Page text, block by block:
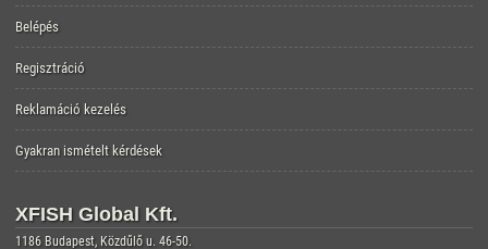
Belépés
Regisztráció
Reklamáció kezelés
Gyakran ismételt kérdések
XFISH Global Kft.
1186 Budapest, Közdűlő u. 46-50.